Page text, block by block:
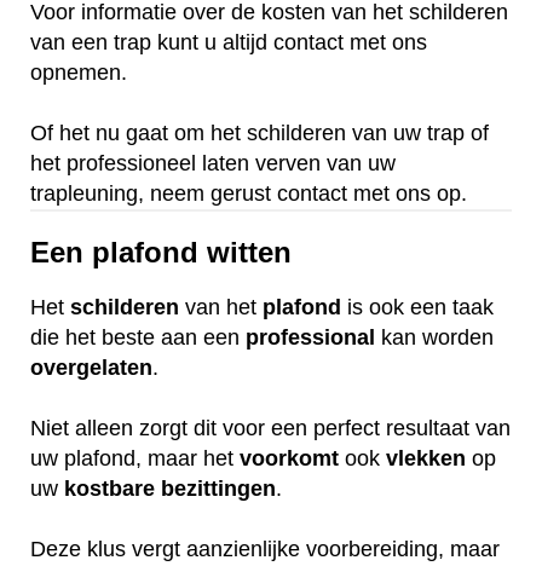
Voor informatie over de kosten van het schilderen
van een trap kunt u altijd contact met ons
opnemen.
Of het nu gaat om het schilderen van uw trap of
het professioneel laten verven van uw
trapleuning, neem gerust contact met ons op.
Een plafond witten
Het schilderen van het plafond is ook een taak
die het beste aan een professional kan worden
overgelaten.
Niet alleen zorgt dit voor een perfect resultaat van
uw plafond, maar het voorkomt ook vlekken op
uw kostbare bezittingen.
Deze klus vergt aanzienlijke voorbereiding, maar